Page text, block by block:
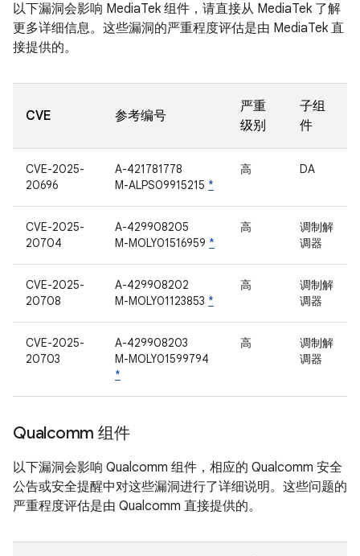
以下漏洞会影响 MediaTek 组件，请直接从 MediaTek 了解
更多详细信息。这些漏洞的严重程度评估是由 MediaTek 直
接提供的。
CVE 参考编号
严重
级别
子组
件
CVE-2025-
20696
A-421781778
M-ALPS09915215 *
高 DA
CVE-2025-
20704
A-429908205
M-MOLY01516959 *
高
调制解
调器
CVE-2025-
20708
A-429908202
M-MOLY01123853 *
高
调制解
调器
CVE-2025-
20703
A-429908203
M-MOLY01599794
*
高
调制解
调器
Qualcomm 组件
以下漏洞会影响 Qualcomm 组件，相应的 Qualcomm 安全
公告或安全提醒中对这些漏洞进行了详细说明。这些问题的
严重程度评估是由 Qualcomm 直接提供的。